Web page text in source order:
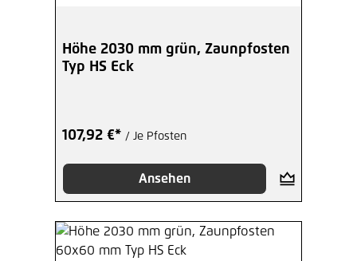
Höhe 2030 mm grün, Zaunpfosten
Typ HS Eck
107,92 €* / Je Pfosten
Ansehen